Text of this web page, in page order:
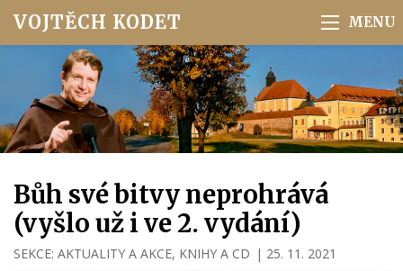
VOJTĚCH KODET
Bůh své bitvy neprohrává
(vyšlo už i ve 2. vydání)
SEKCE: AKTUALITY A AKCE, KNIHY A CD | 25. 11. 2021